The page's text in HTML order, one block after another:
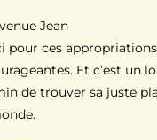
Jean
pour ces appropriations
Et c’est un
de trouver sa juste